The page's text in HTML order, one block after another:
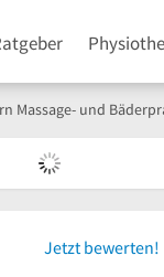
Massage- und
Jetzt bewerten!